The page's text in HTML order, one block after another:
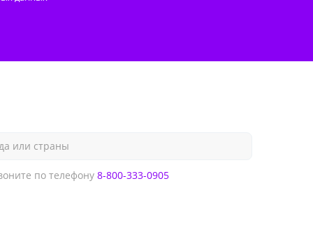
или страны
по телефону 8-800-333-0905